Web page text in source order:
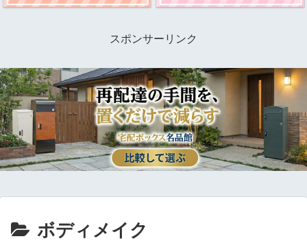
スポンサーリンク
ボディメイク